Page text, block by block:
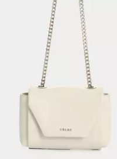
Vista Previa